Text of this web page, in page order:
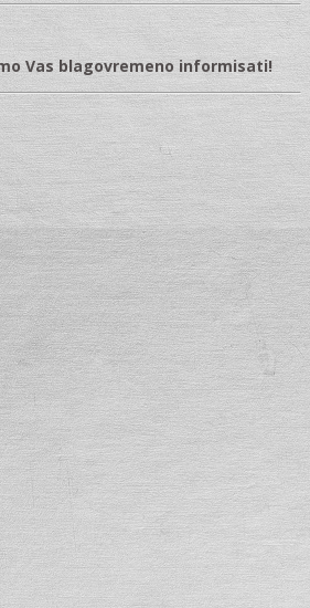
Vas blagovremeno informisati!